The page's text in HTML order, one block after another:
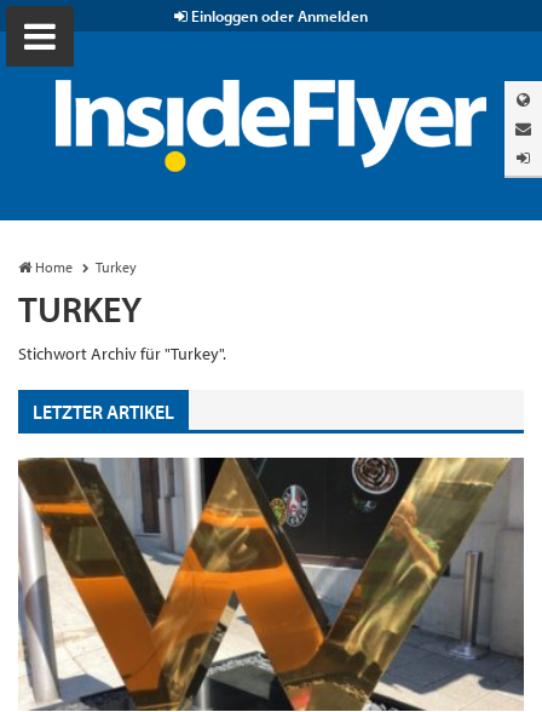
Einloggen oder Anmelden
Home Turkey
TURKEY
Stichwort Archiv für "Turkey".
LETZTER ARTIKEL